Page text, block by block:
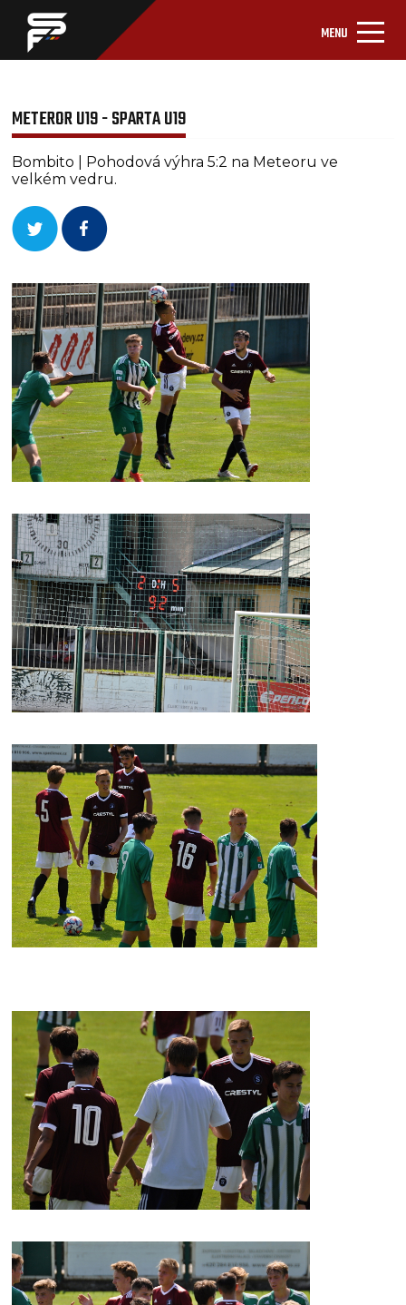
MENU
METEROR U19 - SPARTA U19
Bombito | Pohodová výhra 5:2 na Meteoru ve
velkém vedru.